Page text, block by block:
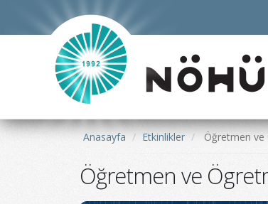
Anasayfa Etkinlikler Öğretmen ve
Öğretmen ve